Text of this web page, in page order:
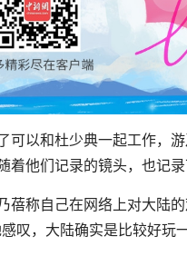
以和杜少典一起工作，游
着他们记录的镜头，也记录
称自己在网络上对大陆的
叹，大陆确实是比较好玩